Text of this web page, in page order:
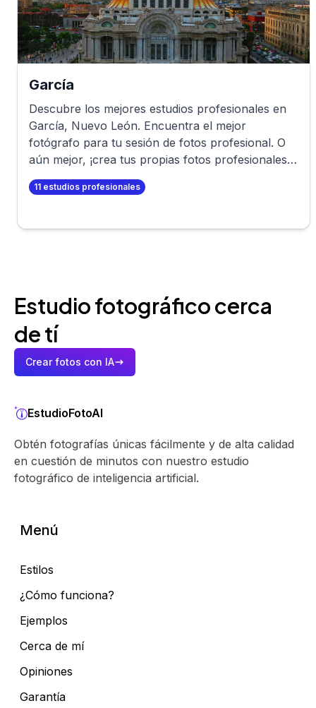
García
Descubre los mejores estudios profesionales en
García, Nuevo León. Encuentra el mejor
fotógrafo para tu sesión de fotos profesional. O
aún mejor, ¡crea tus propias fotos profesionales
en minutos!
11 estudios profesionales
Estudio fotográfico cerca
de tí
Crear fotos con IA
EstudioFotoAI
Obtén fotografías únicas fácilmente y de alta calidad
en cuestión de minutos con nuestro estudio
fotográfico de inteligencia artificial.
Menú
Estilos
¿Cómo funciona?
Ejemplos
Cerca de mí
Opiniones
Garantía